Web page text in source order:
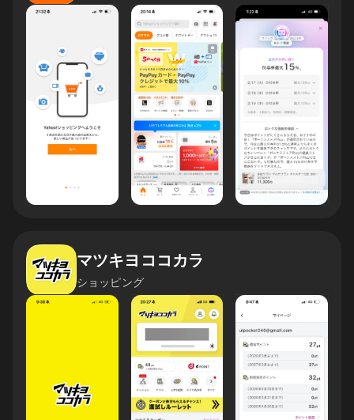
マツキヨココカラ
ショッピング